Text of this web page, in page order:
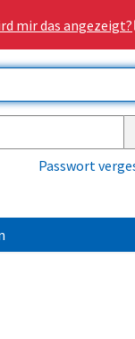
mir das angezeigt?
Passwort